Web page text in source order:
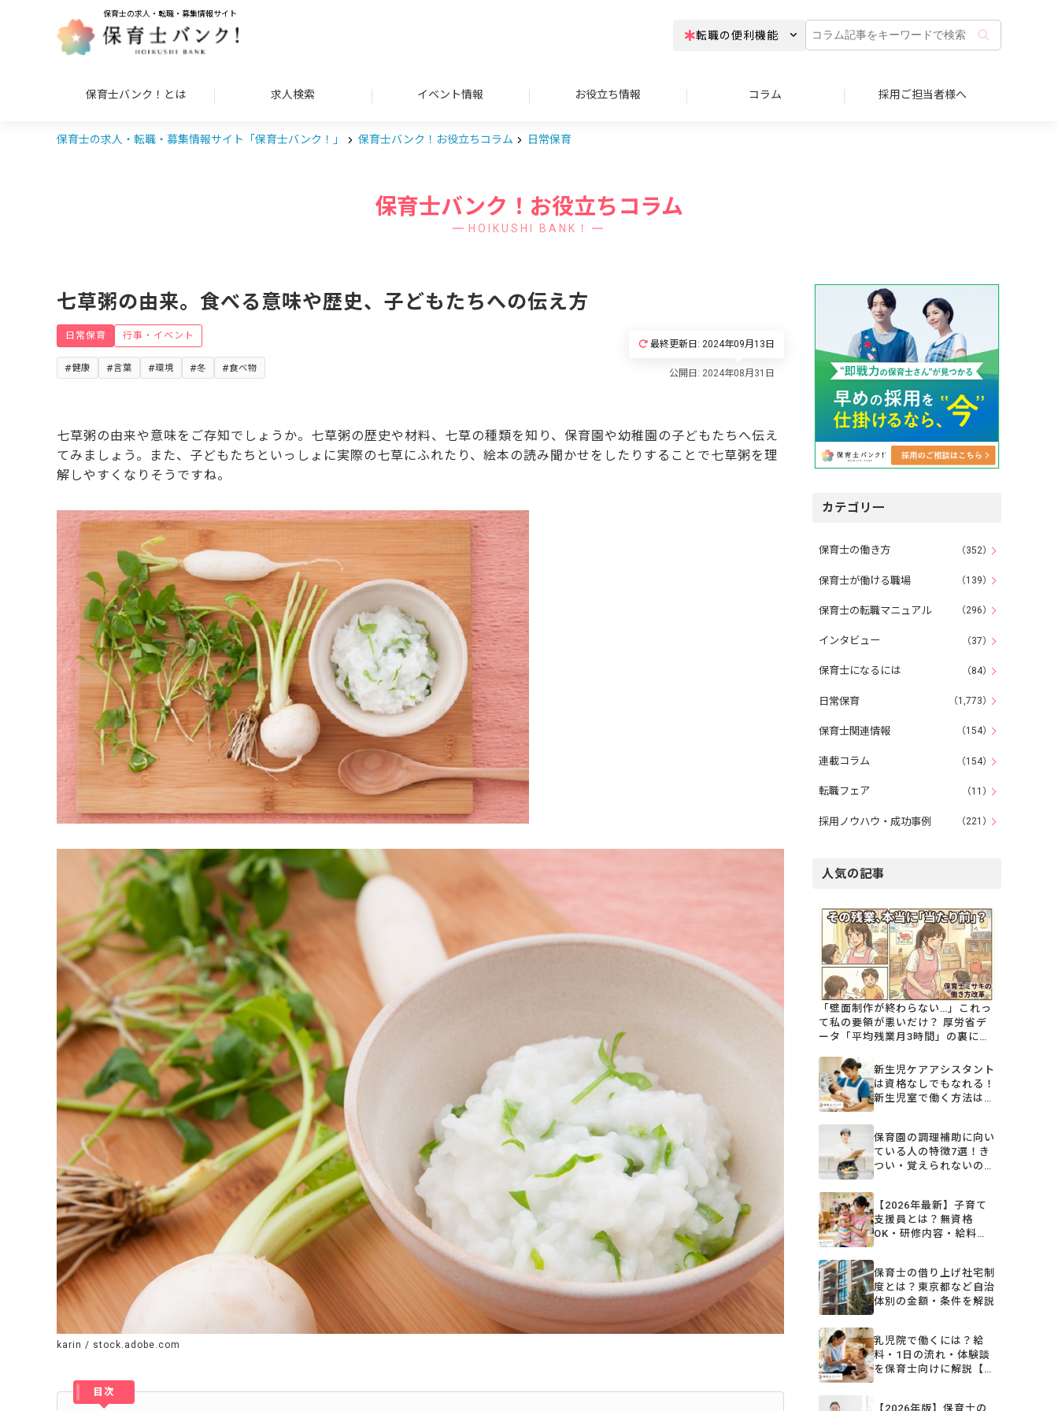
保育士の求人・転職・募集情報サイト
転職の便利機能
コ
ラ
ム
保育士バンク！とは 求人検索 イベント情報 お役立ち情報 コラム 採用ご担当者様へ
保育士の求人・転職・募集情報サイト「保育士バンク！」 保育士バンク！お役立ちコラム 日常保育
保育士バンク！お役立ちコラム
HOIKUSHI BANK！
七草粥の由来。食べる意味や歴史、子どもたちへの伝え方
日常保育 行事・イベント
健康 言葉 環境 冬 食べ物
最終更新日: 2024年09月13日
七草粥の由来や意味をご存知でしょうか。七草粥の歴史や材料、七草の種類を知り、保育園や幼稚園の子どもたちへ伝え
てみましょう。また、子どもたちといっしょに実際の七草にふれたり、絵本の読み聞かせをしたりすることで七草粥を理
解しやすくなりそうですね。
karin / stock.adobe.com
目次
カテゴリ一
保育士の働き方 （352）
保育士が働ける職場 （139）
保育士の転職マニュアル （296）
インタビュー （37）
保育士になるには （84）
日常保育 （1,773）
保育士関連情報 （154）
連載コラム （154）
転職フェア （11）
採用ノウハウ・成功事例 （221）
人気の記事
「壁面制作が終わらない…」これっ
て私の要領が悪いだけ？ 厚労省デ
ータ「平均残業月3時間」の裏にあ
新生児ケアアシスタント
は資格なしでもなれる！
新生児室で働く方法は？
保育園の調理補助に向い
ている人の特徴7選！き
つい・覚えられないの不
【2026年最新】子育て
支援員とは？無資格
OK・研修内容・給料・
保育士の借り上げ社宅制
度とは？東京都など自治
体別の金額・条件を解説
乳児院で働くには？給
料・1日の流れ・体験談
を保育士向けに解説【夜
【2026年版】保育士の